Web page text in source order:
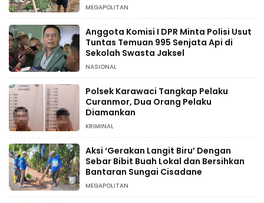
MEGAPOLITAN
Anggota Komisi I DPR Minta Polisi Usut
Tuntas Temuan 995 Senjata Api di
Sekolah Swasta Jaksel
NASIONAL
Polsek Karawaci Tangkap Pelaku
Curanmor, Dua Orang Pelaku
Diamankan
KRIMINAL
Aksi ‘Gerakan Langit Biru’ Dengan
Sebar Bibit Buah Lokal dan Bersihkan
Bantaran Sungai Cisadane
MEGAPOLITAN